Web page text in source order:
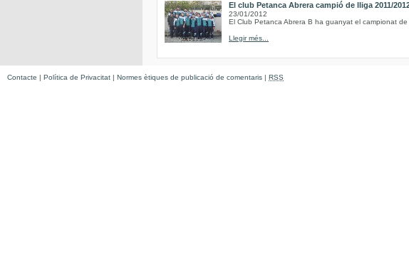
El club Petanca Abrera campió de lliga 2011/
23/01/2012
El Club Petanca Abrera B ha guanyat el campionat
Llegir més...
Contacte | Política de Privacitat | Normes ètiques de publicació de comentaris | RSS